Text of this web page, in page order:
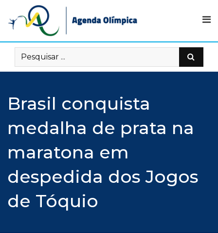
content
Brasil conquista
medalha de prata na
maratona em
despedida dos Jogos
de Tóquio